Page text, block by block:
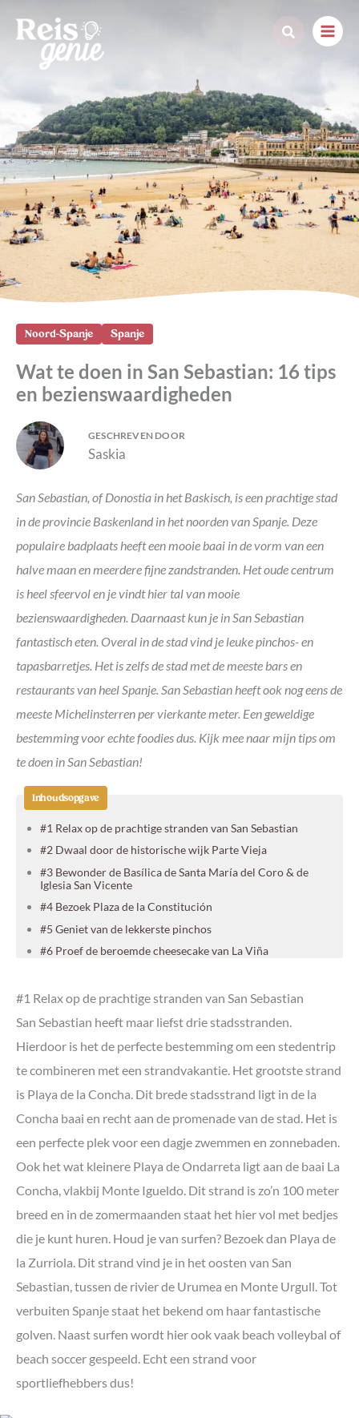
naar
Noord-Spanje Spanje
Wat te doen in San Sebastian: 16 tips
en bezienswaardigheden
San Sebastian, of Donostia in het Baskisch, is een prachtige stad
in de provincie Baskenland in het noorden van Spanje. Deze
populaire badplaats heeft een mooie baai in de vorm van een
halve maan en meerdere fijne zandstranden. Het oude centrum
is heel sfeervol en je vindt hier tal van mooie
bezienswaardigheden. Daarnaast kun je in San Sebastian
fantastisch eten. Overal in de stad vind je leuke pinchos- en
tapasbarretjes. Het is zelfs de stad met de meeste bars en
restaurants van heel Spanje. San Sebastian heeft ook nog eens de
meeste Michelinsterren per vierkante meter. Een geweldige
bestemming voor echte foodies dus. Kijk mee naar mijn tips om
te doen in San Sebastian!
Inhoudsopgave
#1 Relax op de prachtige stranden van San Sebastian
#2 Dwaal door de historische wijk Parte Vieja
#3 Bewonder de Basílica de Santa María del Coro & de
Iglesia San Vicente
#4 Bezoek Plaza de la Constitución
#5 Geniet van de lekkerste pinchos
#6 Proef de beroemde cheesecake van La Viña
#8 Neem de kabeltrein naar Monte Igueldo
#9 Wandel over de La Concha Promenade
#13 Bezoek Castillo de la Mota op de Monte Urgull
#14 Bezoek het aquarium van San Sebastian
#15 Combineer San Sebastian met Bilbao
#16 Maak een roadtrip langs de Baskische kust en de rest
van Noord-Spanje
kaart
Overnachten in San Sebastian
Onze tips voor accommodaties in San Sebastian
#1 Relax op de prachtige stranden van San Sebastian
San Sebastian heeft maar liefst drie stadsstranden.
Hierdoor is het de perfecte bestemming om een stedentrip
te combineren met een strandvakantie. Het grootste strand
is Playa de la Concha. Dit brede stadsstrand ligt in de la
Concha baai en recht aan de promenade van de stad. Het is
een perfecte plek voor een dagje zwemmen en zonnebaden.
Ook het wat kleinere Playa de Ondarreta ligt aan de baai La
Concha, vlakbij Monte Igueldo. Dit strand is zo’n 100 meter
breed en in de zomermaanden staat het hier vol met bedjes
die je kunt huren. Houd je van surfen? Bezoek dan Playa de
la Zurriola. Dit strand vind je in het oosten van San
Sebastian, tussen de rivier de Urumea en Monte Urgull. Tot
verbuiten Spanje staat het bekend om haar fantastische
golven. Naast surfen wordt hier ook vaak beach volleybal of
beach soccer gespeeld. Echt een strand voor
sportliefhebbers dus!
GESCHREVEN DOOR
Saskia